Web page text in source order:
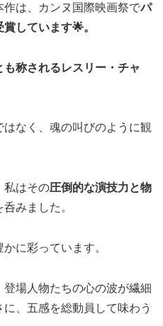
は、カンヌ国際映画祭でパ
しています🌟。
称されるレスリー・チャ
なく、魂の叫びのように観
私はその圧倒的な演技力と物
みました。
に彩っています。
場人物たちの心の波が繊細
、五感を総動員して味わう